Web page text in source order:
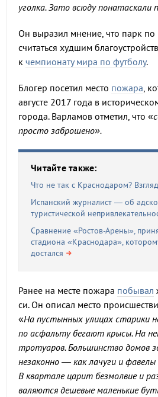
уголка. Зато всюду понатаскали
Он выразил мнение, что парк по
считаться худшим
к чемпионату мира по футболу.
Блогер посетил место пожара,
августе 2017 года в
города. Варламов отметил, что «
просто заброшено».
Читайте также:
Что не так с Краснодаром?
Испанский журналист — об
туристической
Сравнение «Ростов-Арены»,
стадиона «Краснодара»,
достался
Ранее на месте пожара побывал
си. Он описал место
«На пустынных улицах старики
по асфальту бегают крысы. На
тротуаров. Большинство домов
незаконно — как лачуги и фавелы
В квартале царит безмолвие и
валяются дешевые маленькие